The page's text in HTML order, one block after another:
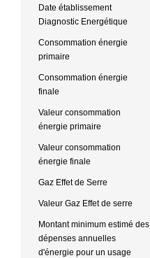
Date établissement
Diagnostic Energétique
Consommation énergie
primaire
Consommation énergie
finale
Valeur consommation
énergie primaire
Valeur consommation
énergie finale
Gaz Effet de Serre
Valeur Gaz Effet de serre
Montant minimum estimé des
dépenses annuelles
d'énergie pour un usage